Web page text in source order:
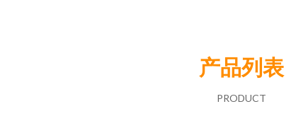
产品列表
PRODUCT